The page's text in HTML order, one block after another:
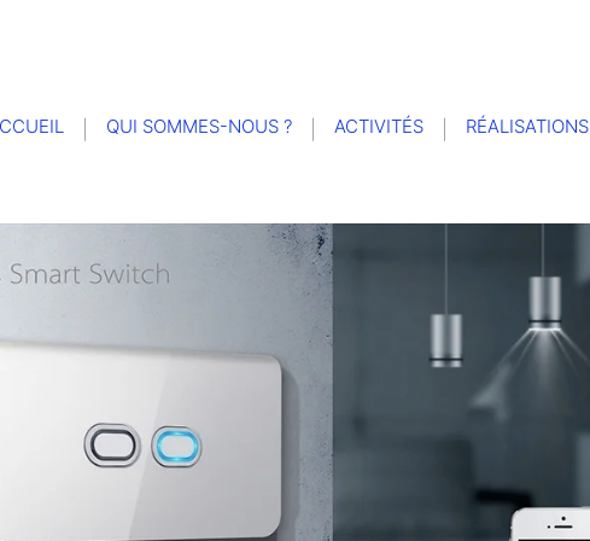
QUI SOMMES-NOUS ? ACTIVITÉS RÉALISATIONS